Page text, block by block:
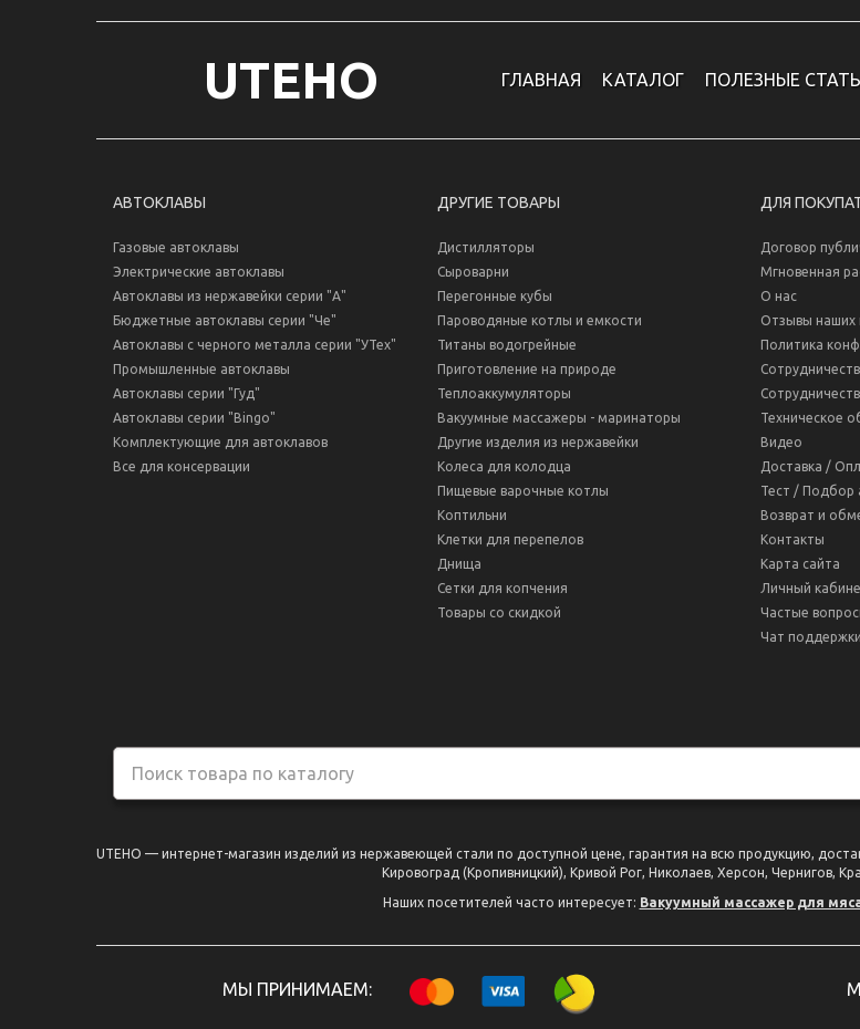
UTEHO ГЛАВНАЯ КАТАЛОГ ПОЛЕЗНЫЕ
АВТОКЛАВЫ
Газовые автоклавы
Электрические автоклавы
Автоклавы из нержавейки серии "А"
Бюджетные автоклавы серии "Че"
Автоклавы с черного металла серии "УТех"
Промышленные автоклавы
Автоклавы серии "Гуд"
Автоклавы серии "Bingo"
Комплектующие для автоклавов
Все для консервации
ДРУГИЕ ТОВАРЫ
Дистилляторы
Сыроварни
Перегонные кубы
Пароводяные котлы и емкости
Титаны водогрейные
Приготовление на природе
Теплоаккумуляторы
Вакуумные массажеры - маринаторы
Другие изделия из нержавейки
Колеса для колодца
Пищевые варочные котлы
Коптильни
Клетки для перепелов
Днища
Сетки для копчения
Товары со скидкой
ДЛЯ
Договор
Мгновенная
О нас
Отзывы наших
Политика
Техническое
Видео
Доставка /
Тест / Подбор
Возврат и
Контакты
Карта сайта
Личный
Частые
Чат
UTEHO — интернет-магазин изделий из нержавеющей стали по доступной цене, гарантия на всю продукцию,
Кировоград (Кропивницкий), Кривой Рог, Николаев, Херсон, Чернигов,
Наших посетителей часто интересует: Вакуумный массажер для
МЫ ПРИНИМАЕМ: